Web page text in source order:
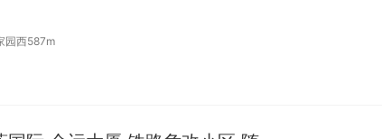
园西587m